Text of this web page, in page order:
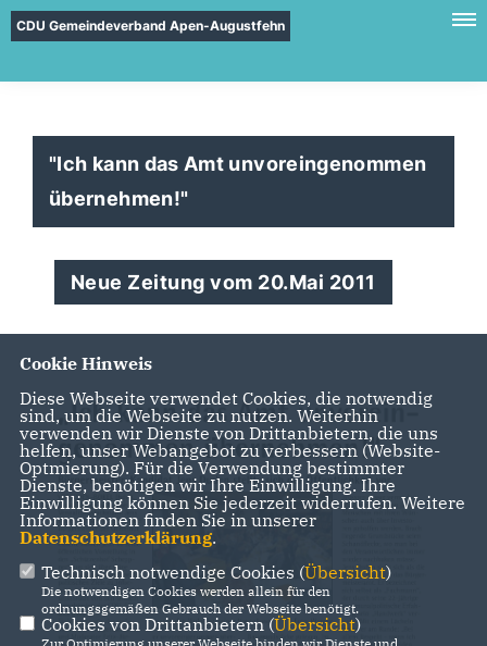
CDU Gemeindeverband Apen-Augustfehn
"Ich kann das Amt unvoreingenommen
übernehmen!"
Neue Zeitung vom 20.Mai 2011
Cookie Hinweis
Diese Webseite verwendet Cookies, die notwendig
sind, um die Webseite zu nutzen. Weiterhin
verwenden wir Dienste von Drittanbietern, die uns
helfen, unser Webangebot zu verbessern (Website-
Optmierung). Für die Verwendung bestimmter
Dienste, benötigen wir Ihre Einwilligung. Ihre
Einwilligung können Sie jederzeit widerrufen. Weitere
Informationen finden Sie in unserer
Datenschutzerklärung.
Technisch notwendige Cookies (Übersicht)
Die notwendigen Cookies werden allein für den
ordnungsgemäßen Gebrauch der Webseite benötigt.
Cookies von Drittanbietern (Übersicht)